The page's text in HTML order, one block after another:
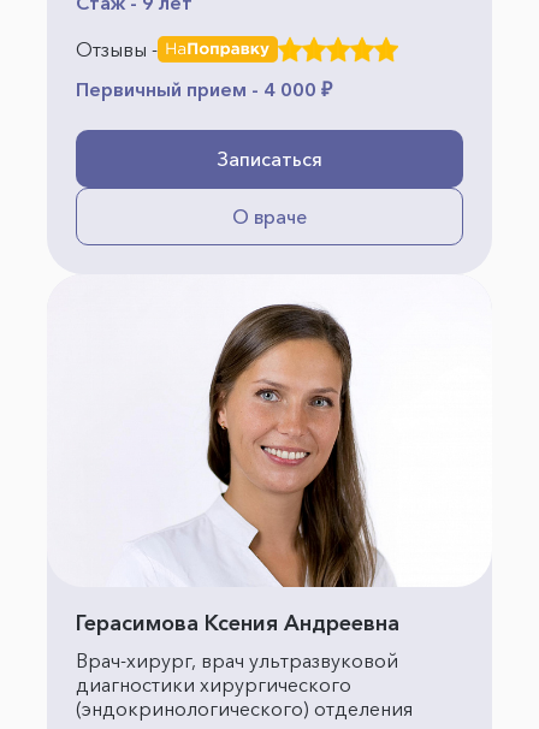
Отзывы -
Первичный прием - 4 000 ₽
Записаться
О враче
Герасимова Ксения Андреевна
Врач-хирург, врач ультразвуковой
диагностики хирургического
(эндокринологического) отделения